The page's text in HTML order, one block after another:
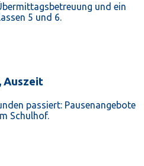
und ein
5 und 6.
Auszeit
passiert: Pausenangebote
Schulhof.